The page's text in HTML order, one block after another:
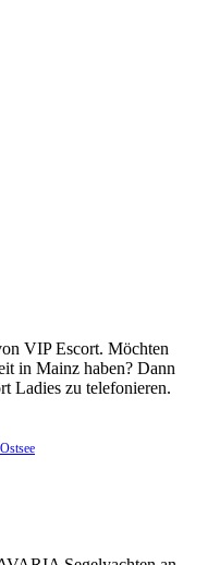
VIP Escort. Möchten
in Mainz haben? Dann
Ladies zu telefonieren.